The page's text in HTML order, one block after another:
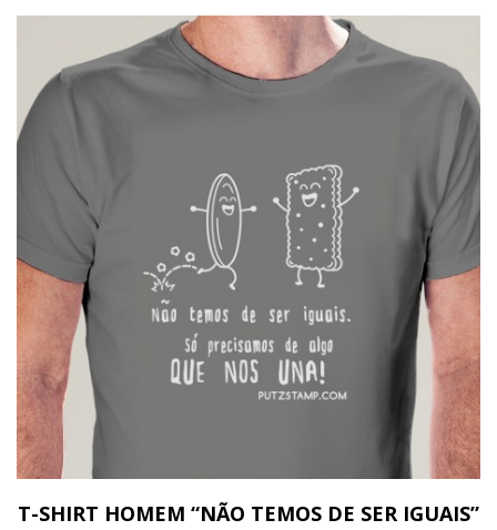
T-SHIRT HOMEM “NÃO TEMOS DE SER IGUAIS”